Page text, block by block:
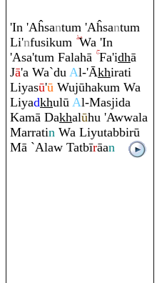
'In 'Aĥsantum 'Aĥsantum
Li'nfusikum Wa 'In
'Asa'tum Falahā Fa'idhā
Jā'a Wa`du Al-'Ākhirati
Liyasū'ū Wujūhakum Wa
Liyadkhulū Al-Masjida
Kamā Dakhalūhu 'Awwala
Marratin Wa Liyutabbirū
Mā `Alaw Tatbīrāan